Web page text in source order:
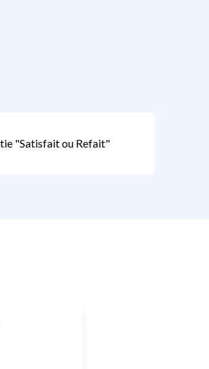
"Satisfait ou Refait"